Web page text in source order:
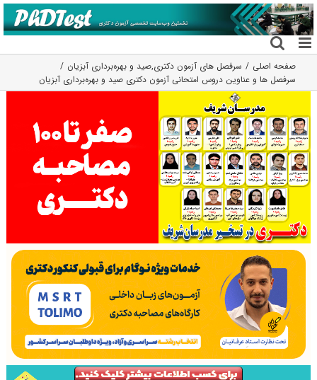
رفتن
به
محتوا
صفحه اصلی سرفصل های آزمون دکتری,صید و بهره‌برداری آبزیان
سرفصل ها و عناوین دروس امتحانی آزمون دکتری صید و بهره‌برداری آبزیان